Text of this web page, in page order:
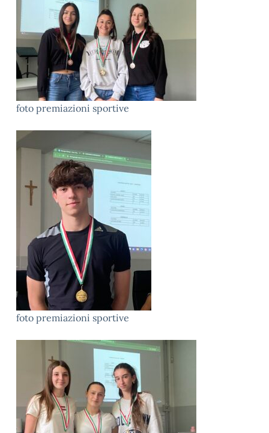
foto premiazioni sportive
foto premiazioni sportive